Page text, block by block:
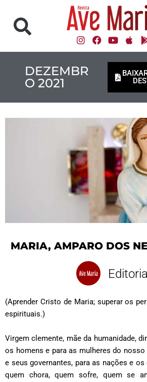
DEZEMBR
O 2021
MARIA, AMPARO DOS
Editorial
(Aprender Cristo de Maria; superar os
espirituais.)
Virgem clemente, mãe da humanidade,
os homens e para as mulheres do
e seus governantes, para as nações e
quem chora, quem sofre, quem se